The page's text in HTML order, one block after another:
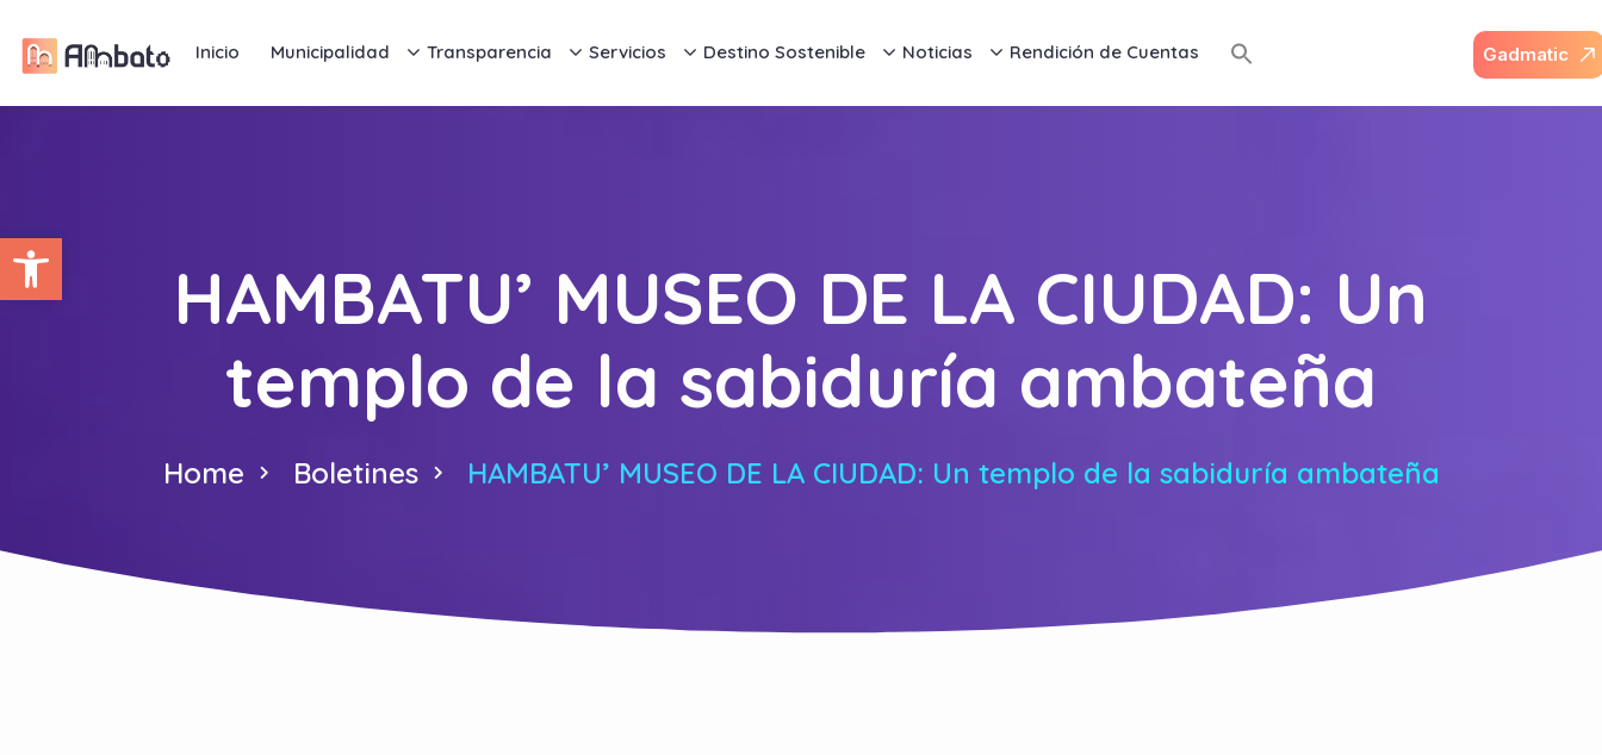
Abrir barra de herramientas
Inicio Municipalidad Transparencia Servicios Destino Sostenible Noticias Rendición de Cuentas Gadmatic
HAMBATU’ MUSEO DE LA CIUDAD: Un
templo de la sabiduría ambateña
Home Boletines HAMBATU’ MUSEO DE LA CIUDAD: Un templo de la sabiduría ambateña